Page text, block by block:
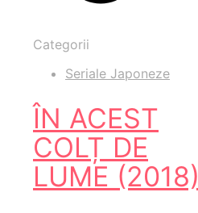
Categorii
Seriale Japoneze
ÎN ACEST
COLȚ DE
LUME (2018)